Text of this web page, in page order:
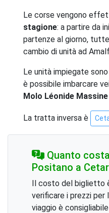
Le corse vengono
stagione: a partire da
partenze al giorno,
cambio di unità ad
Le unità impiegate
è possibile imbarcare
Molo Léonide Massine
La tratta inversa è
Quanto
Positano a
Il costo del biglietto
verificare i prezzi
viaggio è consigliabile